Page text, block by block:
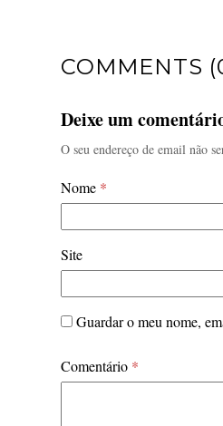
COMMENTS
Deixe um
O seu endereço de email não
Nome *
Site
Guardar o meu nome,
Comentário *